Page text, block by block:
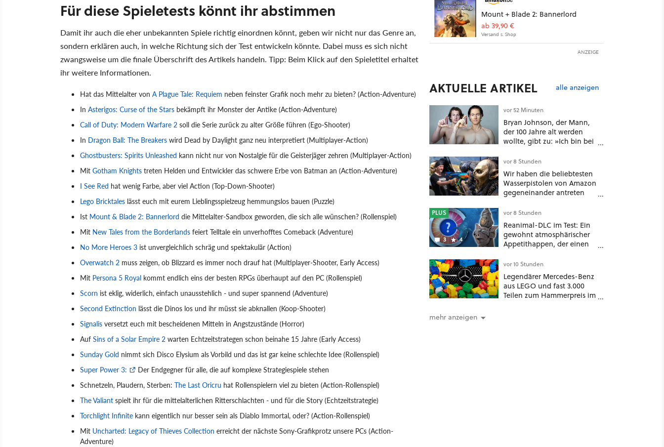
Für diese Spieletests könnt ihr abstimmen
Damit ihr auch die eher unbekannten Spiele richtig einordnen könnt, geben wir nicht nur das Genre an,
sondern erklären auch, in welche Richtung sich der Test entwickeln könnte. Dabei muss es sich nicht
zwangsweise um die finale Überschrift des Artikels handeln. Tipp: Beim Klick auf den Spieletitel erhaltet
ihr weitere Informationen.
Hat das Mittelalter von A Plague Tale: Requiem neben feinster Grafik noch mehr zu bieten? (Action-Adventure)
In Asterigos: Curse of the Stars bekämpft ihr Monster der Antike (Action-Adventure)
Call of Duty: Modern Warfare 2 soll die Serie zurück zu alter Größe führen (Ego-Shooter)
In Dragon Ball: The Breakers wird Dead by Daylight ganz neu interpretiert (Multiplayer-Action)
Ghostbusters: Spirits Unleashed kann nicht nur von Nostalgie für die Geisterjäger zehren (Multiplayer-Action)
Mit Gotham Knights treten Helden und Entwickler das schwere Erbe von Batman an (Action-Adventure)
I See Red hat wenig Farbe, aber viel Action (Top-Down-Shooter)
Lego Bricktales lässt euch mit eurem Lieblingsspielzeug hemmungslos bauen (Puzzle)
Ist Mount & Blade 2: Bannerlord die Mittelalter-Sandbox geworden, die sich alle wünschen? (Rollenspiel)
Mit New Tales from the Borderlands feiert Telltale ein unverhofftes Comeback (Adventure)
No More Heroes 3 ist unvergleichlich schräg und spektakulär (Action)
Overwatch 2 muss zeigen, ob Blizzard es immer noch drauf hat (Multiplayer-Shooter, Early Access)
Mit Persona 5 Royal kommt endlich eins der besten RPGs überhaupt auf den PC (Rollenspiel)
Scorn ist eklig, widerlich, einfach unausstehlich - und super spannend (Adventure)
Second Extinction lässt die Dinos los und ihr müsst sie abknallen (Koop-Shooter)
Signalis versetzt euch mit bescheidenen Mitteln in Angstzustände (Horror)
Auf Sins of a Solar Empire 2 warten Echtzeitstrategen schon beinahe 15 Jahre (Early Access)
Sunday Gold nimmt sich Disco Elysium als Vorbild und das ist gar keine schlechte Idee (Rollenspiel)
Super Power 3:
Der Endgegner für alle, die auf komplexe Strategiespiele stehen
Schnetzeln, Plaudern, Sterben: The Last Oricru hat Rollenspielern viel zu bieten (Action-Rollenspiel)
The Valiant spielt ihr für die mittelalterlichen Ritterschlachten - und für die Story (Echtzeitstrategie)
Torchlight Infinite kann eigentlich nur besser sein als Diablo Immortal, oder? (Action-Rollenspiel)
Mit Uncharted: Legacy of Thieves Collection erreicht der nächste Sony-Grafikprotz unsere PCs (Action-
Adventure)
Mount + Blade 2: Bannerlord
ab 39,90 €
Versand s. Shop
ANZEIGE
AKTUELLE ARTIKEL alle anzeigen
vor 52 Minuten
Bryan Johnson, der Mann,
der 100 Jahre alt werden
wollte, gibt zu: »Ich bin bei
Langlebigkeit zu weit
gegangen«
vor 8 Stunden
Wir haben die beliebtesten
Wasserpistolen von Amazon
gegeneinander antreten
3 4
PLUS vor 8 Stunden
Reanimal-DLC im Test: Ein
gewohnt atmosphärischer
Appetithappen, der einen
Nachgeschmack hinterlässt
vor 10 Stunden
Legendärer Mercedes-Benz
aus LEGO und fast 3.000
Teilen zum Hammerpreis im
mehr anzeigen